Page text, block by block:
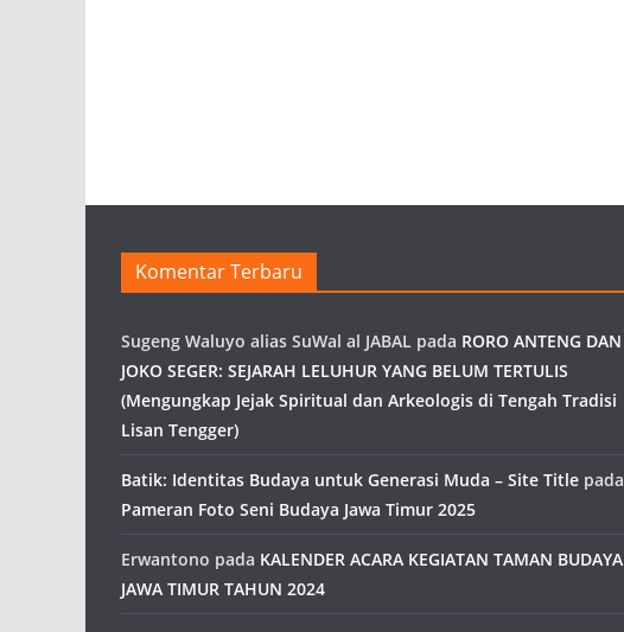
Komentar Terbaru
Sugeng Waluyo alias SuWal al JABAL pada RORO ANTENG DAN
JOKO SEGER: SEJARAH LELUHUR YANG BELUM TERTULIS
(Mengungkap Jejak Spiritual dan Arkeologis di Tengah Tradisi
Lisan Tengger)
Batik: Identitas Budaya untuk Generasi Muda – Site Title pada
Pameran Foto Seni Budaya Jawa Timur 2025
Erwantono pada KALENDER ACARA KEGIATAN TAMAN BUDAYA
JAWA TIMUR TAHUN 2024